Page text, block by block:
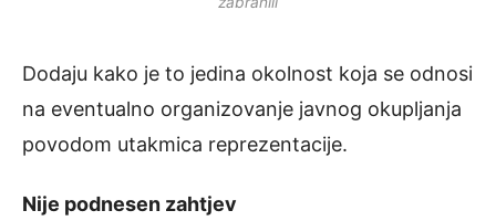
Dodaju kako je to jedina okolnost koja se odnosi
na eventualno organizovanje javnog okupljanja
povodom utakmica reprezentacije.
Nije podnesen zahtjev